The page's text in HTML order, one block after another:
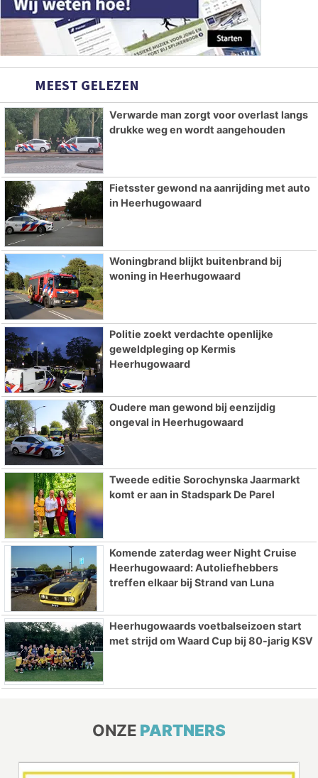
MEEST GELEZEN
Verwarde man zorgt voor overlast langs
drukke weg en wordt aangehouden
Fietsster gewond na aanrijding met auto
in Heerhugowaard
Woningbrand blijkt buitenbrand bij
woning in Heerhugowaard
Politie zoekt verdachte openlijke
geweldpleging op Kermis
Heerhugowaard
Oudere man gewond bij eenzijdig
ongeval in Heerhugowaard
Tweede editie Sorochynska Jaarmarkt
komt er aan in Stadspark De Parel
Komende zaterdag weer Night Cruise
Heerhugowaard: Autoliefhebbers
treffen elkaar bij Strand van Luna
Heerhugowaards voetbalseizoen start
met strijd om Waard Cup bij 80-jarig KSV
ONZE PARTNERS